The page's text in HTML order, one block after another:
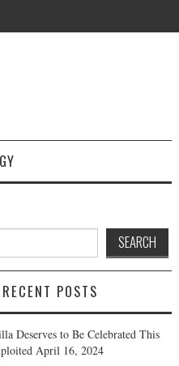
RECENT POSTS
Deserves to Be Celebrated This
April 16, 2024